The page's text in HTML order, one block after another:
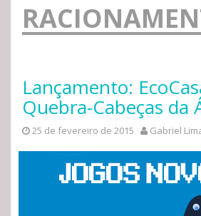
Lançamento:
Quebra-Cabeças da
25 de fevereiro de 2015 Gabriel